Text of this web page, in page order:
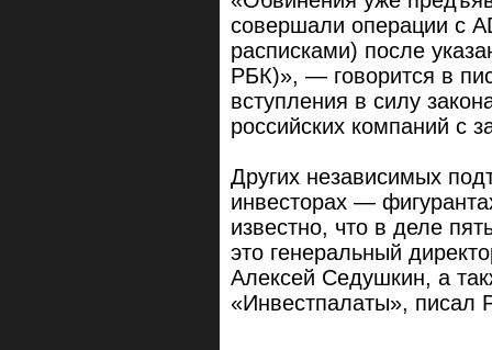
совершали операции с
расписками) после
РБК)», — говорится в
вступления в силу
российских компаний с
Других независимых
инвесторах —
известно, что в деле
это генеральный
Алексей Седушкин, а
«Инвестпалаты», писал